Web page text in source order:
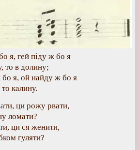
я, гей піду ж бо я
то в долину;
я, ой найду ж бо я
калину.
ци рожу рвати,
ломати?
ци ся женити,
гуляти?